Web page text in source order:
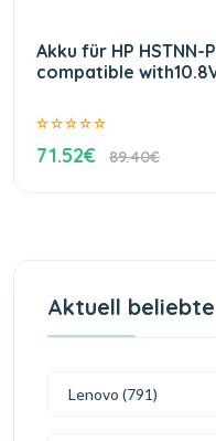
Akku für HP HSTNN-
compatible with10.8V
71.52€ 89.40€
Aktuell
Lenovo (791)